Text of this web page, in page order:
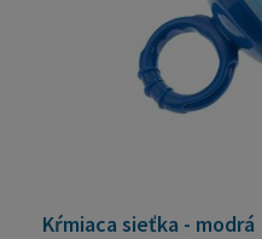
Kŕmiaca sieťka - modrá